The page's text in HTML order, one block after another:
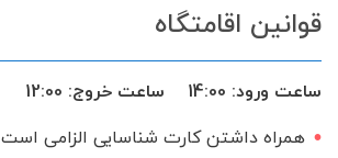
تحویل 24 ساعته
قوانین اقامتگاه
ساعت ورود: 14:00 ساعت خروج: 12:00
همراه داشتن کارت شناسایی الزامی است